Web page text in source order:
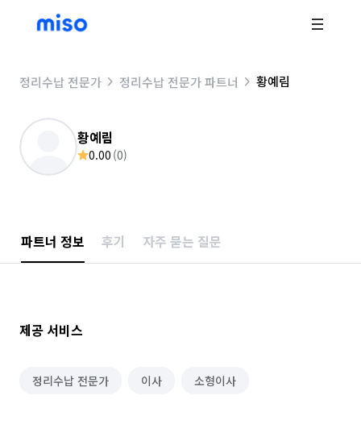
정리수납 전문가 정리수납 전문가 파트너 황예림
황예림
0.00 (0)
파트너 정보 후기 자주 묻는 질문
제공 서비스
정리수납 전문가 이사 소형이사